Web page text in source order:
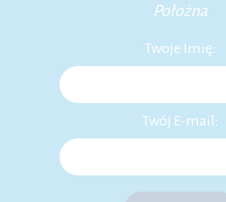
Położna
Twoje Imię:
Twój E-mail: